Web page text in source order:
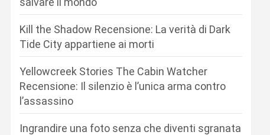
Kill the Shadow Recensione: La verità di Dark
Tide City appartiene ai morti
Yellowcreek Stories The Cabin Watcher
Recensione: Il silenzio è l’unica arma contro
l’assassino
Ingrandire una foto senza che diventi sgranata